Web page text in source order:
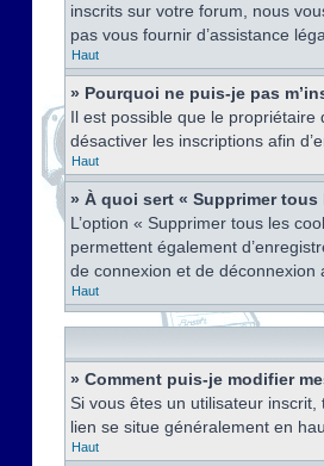
inscrits sur votre forum, nous
pas vous fournir d’assistance
Haut
» Pourquoi ne puis-je pas
Il est possible que le
désactiver les inscriptions afin
Haut
» À quoi sert « Supprimer
L’option « Supprimer tous les
permettent également
de connexion et de déconnexion
Haut
» Comment puis-je modifier
Si vous êtes un utilisateur
lien se situe généralement en
Haut